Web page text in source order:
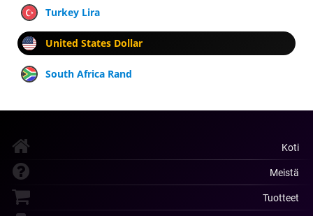
Turkey Lira
United States Dollar
South Africa Rand
Koti
Meistä
Tuotteet